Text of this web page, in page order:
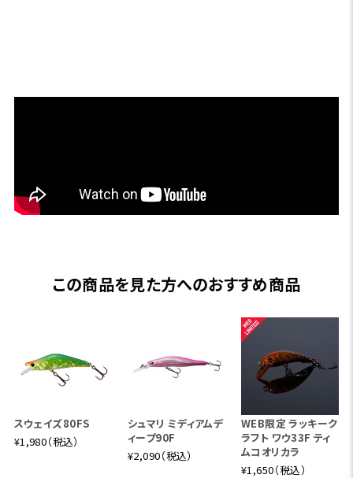
この商品を見た方へのおすすめ商品
スウェイズ80FS
¥1,980（税込）
シュマリ ミディアムデ
ィープ90F
¥2,090（税込）
WEB限定 ラッキーク
ラフト ワウ33F ティ
ムコオリカラ
¥1,650（税込）